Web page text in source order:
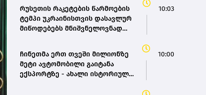
რუსეთის რაკეტების წარმოების
ტემპი უკრაინისთვის დასავლურ
მიწოდებებს მნიშვნელოვნად
10:03
ჩინეთმა ერთ თვეში მილიონზე
მეტი ავტომობილი გაიტანა
ექსპორტზე - ახალი ისტორიული
10:00